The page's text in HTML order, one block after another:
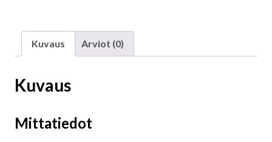
Kuvaus Arviot (0)
Kuvaus
Mittatiedot